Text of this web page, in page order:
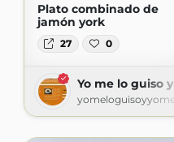
Plato combinado de
jamón york
27 0
Yo me lo guiso